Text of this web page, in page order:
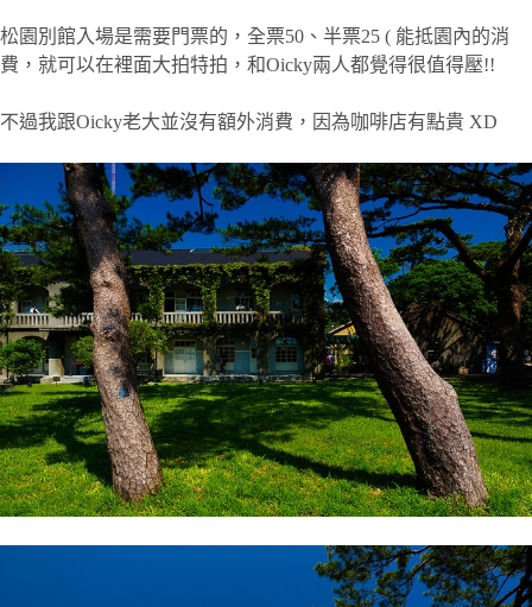
松園別館入場是需要門票的，全票50、半票25 ( 能抵園內的消
費，就可以在裡面大拍特拍，和Oicky兩人都覺得很值得壓!!
不過我跟Oicky老大並沒有額外消費，因為咖啡店有點貴 XD